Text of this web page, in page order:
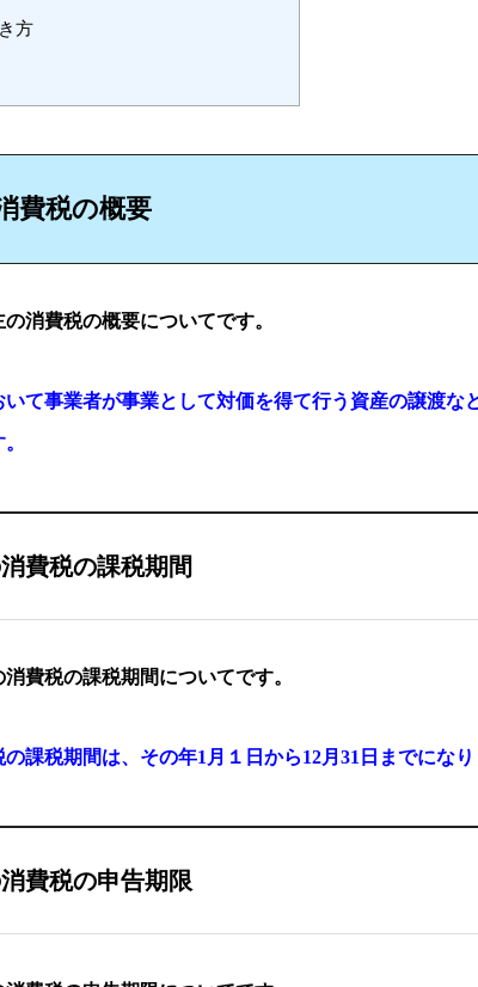
方
費税の概要
消費税の概要についてです。
て事業者が事業として対価を得て行う資産の譲渡な
費税の課税期間
費税の課税期間についてです。
課税期間は、その年1月１日から12月31日までになり
費税の申告期限